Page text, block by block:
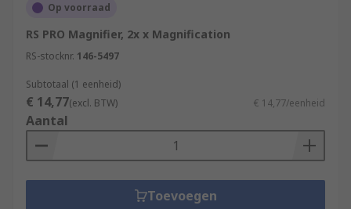
Op voorraad
RS PRO Magnifier, 2x x Magnification
RS-stocknr. 146-5497
Subtotaal (1 eenheid)
€ 14,77(excl. BTW) € 14,77/eenheid
Aantal
Toevoegen